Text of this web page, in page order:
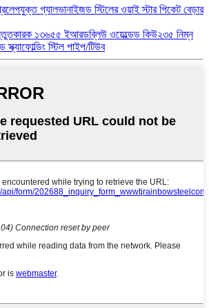
গ্যালভানাইজড স্টিলের ওয়াই স্টার পিকেট বেড়ার
১৩৬৫৫ ইআরডব্লিউ ওয়েল্ডেড কিউ২৩৫ নিম্ন
স্টিল পাইপ/টিউব